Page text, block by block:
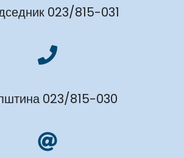
023/815-031
023/815-030